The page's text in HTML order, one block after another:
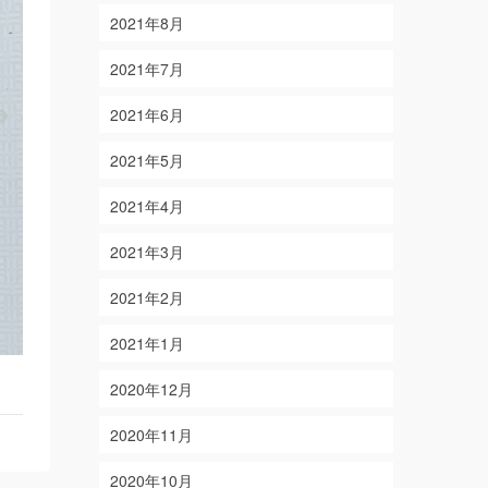
2021年8月
2021年7月
2021年6月
2021年5月
2021年4月
2021年3月
2021年2月
2021年1月
2020年12月
2020年11月
2020年10月